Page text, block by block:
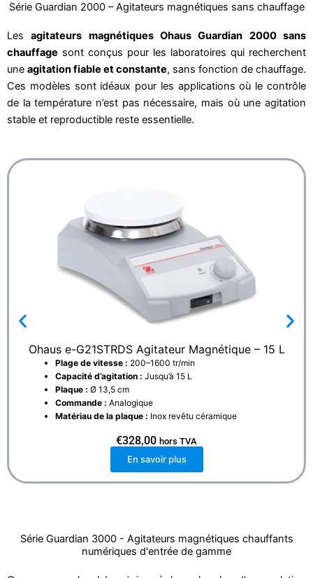
Série Guardian 2000 – Agitateurs magnétiques sans chauffage
Lesagitateurs magnétiques Ohaus Guardian 2000 sans
chauffage sont conçus pour les laboratoires qui recherchent
une agitation fiable et constante, sans fonction de chauffage.
Ces modèles sont idéaux pour les applications où le contrôle
de la température n’est pas nécessaire, mais où une agitation
stable et reproductible reste essentielle.
Ohaus e-G21STRDS Agitateur Magnétique – 15 L
Plage de vitesse : 200–1600 tr/min
Capacité d’agitation : Jusqu’à 15 L
Plaque : Ø 13,5 cm
Commande : Analogique
Matériau de la plaque : Inox revêtu céramique
€328,00 hors TVA
En savoir plus
Série Guardian 3000 - Agitateurs magnétiques chauffants
numériques d'entrée de gamme